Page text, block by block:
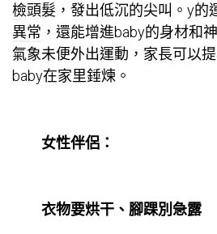
檢頭髮，發出低沉的尖叫。y的
異常 ，還能增進baby的身材和
氣象未便外出運動，家長可以
baby在家里錘煉。
女性伴侶：
衣物要烘干、腳踝別急露